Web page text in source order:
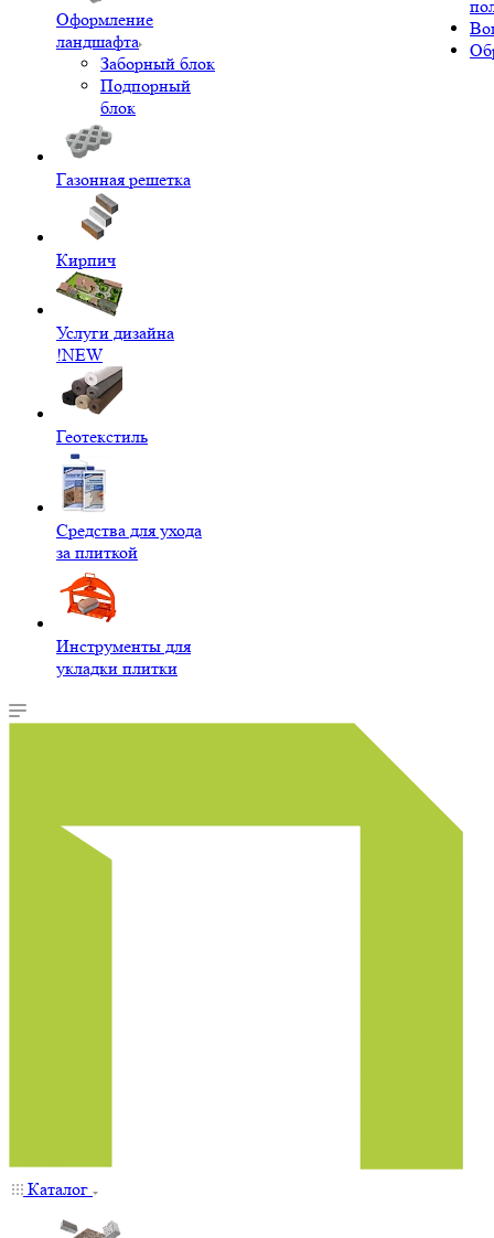
Оформление
ландшафта
Заборный блок
Подпорный
блок
Газонная решетка
Кирпич
Услуги дизайна
!NEW
Геотекстиль
Средства для ухода
за плиткой
Инструменты для
укладки плитки
Каталог